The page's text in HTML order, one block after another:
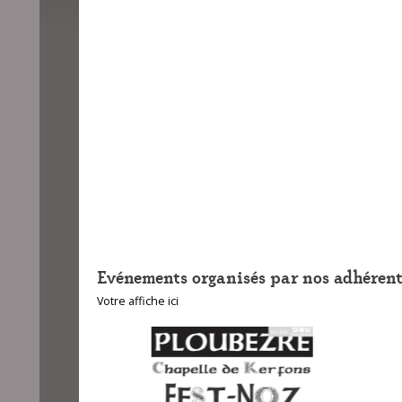
Evénements organisés par nos
Votre affiche ici